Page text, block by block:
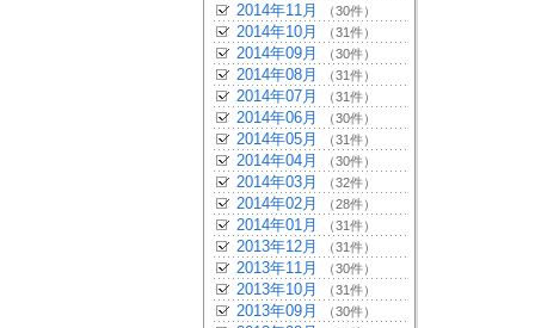
2014年11月 （30件）
2014年10月 （31件）
2014年09月 （30件）
2014年08月 （31件）
2014年07月 （31件）
2014年06月 （30件）
2014年05月 （31件）
2014年04月 （30件）
2014年03月 （32件）
2014年02月 （28件）
2014年01月 （31件）
2013年12月 （31件）
2013年11月 （30件）
2013年10月 （31件）
2013年09月 （30件）